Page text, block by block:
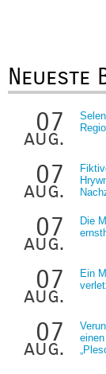
Neueste
07
aug.
07
aug.
07
aug.
Die
07
aug.
Ein
07
aug.